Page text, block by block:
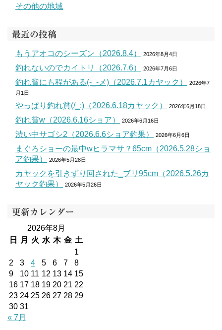
その他の地域
最近の投稿
もうアオコのシーズン（2026.8.4） 2026年8月4日
釣れないのでカイトリ（2026.7.6） 2026年7月6日
釣れ貧にも程がある(-_-メ)（2026.7.1カヤック）
2026年7
月1日
やっぱり釣れ貧(/_;)（2026.6.18カヤック） 2026年6月18日
釣れ貧w（2026.6.16ショア） 2026年6月16日
渋い中サゴシ2（2026.6.6ショア釣果） 2026年6月6日
まぐろショーの最中wヒラマサ？65cm（2026.5.28ショ
ア釣果）
2026年5月28日
カヤックを引きずり回された_ブリ95cm（2026.5.26カ
ヤック釣果）
2026年5月26日
更新カレンダー
2026年8月
日
月 火 水 木 金 土
1
2
3 4 5 6 7
8
9
10 11 12 13 14 15
16 17 18 19 20 21 22
23 24 25 26 27 28 29
30 31
« 7月